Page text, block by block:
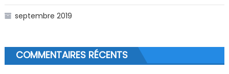
septembre 2019
COMMENTAIRES RÉCENTS